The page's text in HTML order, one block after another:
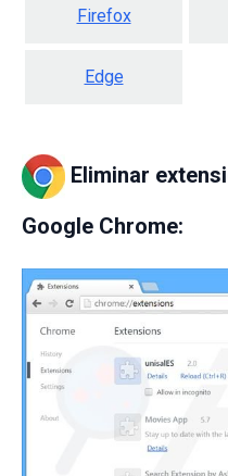
Firefox
Edge
Eliminar
Google Chrome: